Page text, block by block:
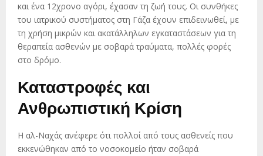
και ένα 12χρονο αγόρι, έχασαν τη ζωή τους. Οι συνθήκες
του ιατρικού συστήματος στη Γάζα έχουν επιδεινωθεί, με
τη χρήση μικρών και ακατάλληλων εγκαταστάσεων για τη
θεραπεία ασθενών με σοβαρά τραύματα, πολλές φορές
στο δρόμο.
Καταστροφές και
Ανθρωπιστική Κρίση
Η αλ-Ναχάς ανέφερε ότι πολλοί από τους ασθενείς που
εκκενώθηκαν από το νοσοκομείο ήταν σοβαρά